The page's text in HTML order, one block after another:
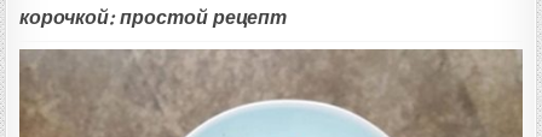
корочкой: простой рецепт